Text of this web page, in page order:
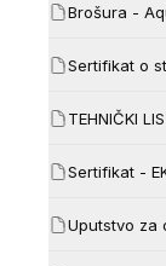
Brošura -
Sertifikat o
TEHNIČKI
Sertifikat -
Uputstvo za